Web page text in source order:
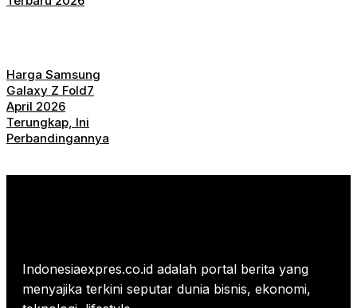
Harga Samsung
Galaxy Z Fold7
April 2026
Terungkap, Ini
Perbandingannya
Indonesiaexpres.co.id adalah portal berita yang
menyajika terkini seputar dunia bisnis, ekonomi,